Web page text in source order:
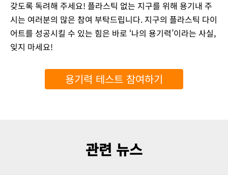
갖도록 독려해 주세요! 플라스틱 없는 지구를 위해 용기내 주
시는 여러분의 많은 참여 부탁드립니다. 지구의 플라스틱 다이
어트를 성공시킬 수 있는 힘은 바로 ‘나의 용기력’이라는 사실,
잊지 마세요!
용기력 테스트 참여하기
관련 뉴스